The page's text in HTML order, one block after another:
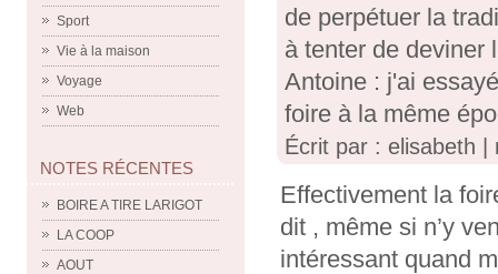
Sport
Vie à la maison
Voyage
Web
NOTES RÉCENTES
BOIRE A TIRE LARIGOT
LA COOP
AOUT
de perpétuer la
à tenter de deviner
Antoine : j'ai
foire à la même
Écrit par : elisabeth |
Effectivement la
dit , même si n’y
intéressant quand